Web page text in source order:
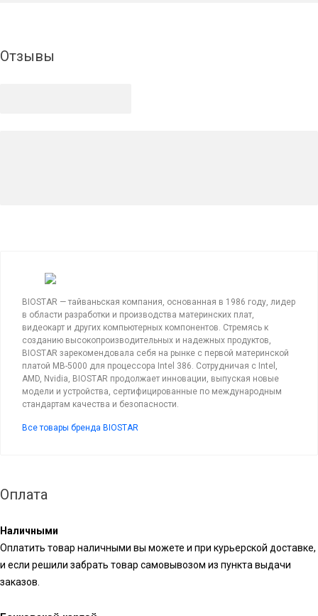
Отзывы
BIOSTAR — тайваньская компания, основанная в 1986 году, лидер
в области разработки и производства материнских плат,
видеокарт и других компьютерных компонентов. Стремясь к
созданию высокопроизводительных и надежных продуктов,
BIOSTAR зарекомендовала себя на рынке с первой материнской
платой MB-5000 для процессора Intel 386. Сотрудничая с Intel,
AMD, Nvidia, BIOSTAR продолжает инновации, выпуская новые
модели и устройства, сертифицированные по международным
стандартам качества и безопасности.
Все товары бренда BIOSTAR
Оплата
Наличными
Оплатить товар наличными вы можете и при курьерской доставке,
и если решили забрать товар самовывозом из пункта выдачи
заказов.